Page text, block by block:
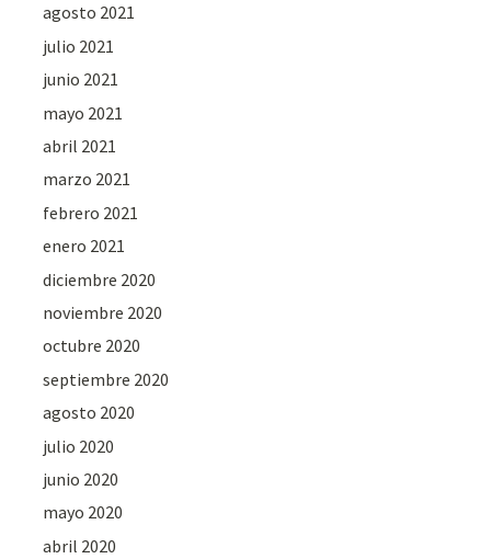
agosto 2021
julio 2021
junio 2021
mayo 2021
abril 2021
marzo 2021
febrero 2021
enero 2021
diciembre 2020
noviembre 2020
octubre 2020
septiembre 2020
agosto 2020
julio 2020
junio 2020
mayo 2020
abril 2020